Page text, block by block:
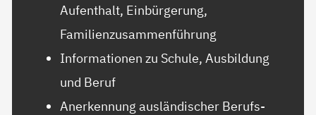
Aufenthalt, Einbürgerung,
Familienzusammenführung
Informationen zu Schule, Ausbildung
und Beruf
Anerkennung ausländischer Berufs-